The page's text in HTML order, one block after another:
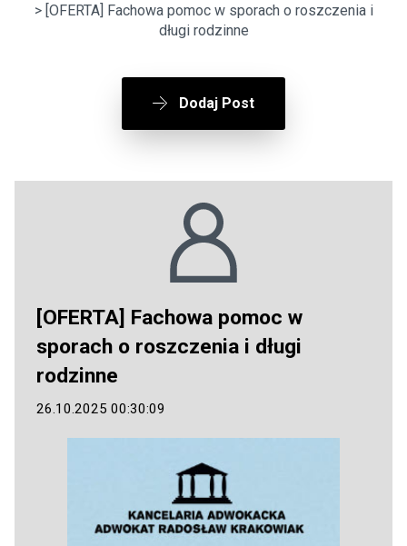
> [OFERTA] Fachowa pomoc w sporach o roszczenia i
długi rodzinne
Dodaj Post
[OFERTA] Fachowa pomoc w
sporach o roszczenia i długi
rodzinne
26.10.2025 00:30:09